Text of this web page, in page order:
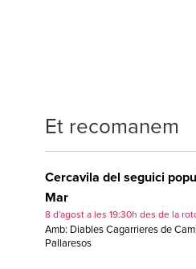
Et recomanem
Cercavila del seguici
Mar
8 d'agost a les 19:30h des de la
Amb: Diables Cagarrieres de
Pallaresos